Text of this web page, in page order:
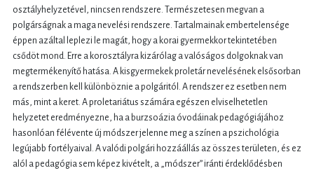
osztályhelyzetével, nincsen rendszere. Természetesen megvan a
polgárságnak a maga nevelési rendszere. Tartalmainak embertelensége
éppen azáltal leplezi le magát, hogy a korai gyermekkor tekintetében
csődöt mond. Erre a korosztályra kizárólag a valóságos dolgoknak van
megtermékenyítő hatása. A kisgyermekek proletár nevelésének elsősorban
a rendszerben kell különböznie a polgáritól. A rendszer ez esetben nem
más, mint a keret. A proletariátus számára egészen elviselhetetlen
helyzetet eredményezne, ha a burzsoázia óvodáinak pedagógiájához
hasonlóan félévente új módszer jelenne meg a színen a pszichológia
legújabb fortélyaival. A valódi polgári hozzáállás az összes területen, és ez
alól a pedagógia sem képez kivételt, a „módszer” iránti érdeklődésben